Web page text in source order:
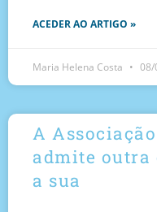
ACEDER AO ARTIGO »
Maria Helena Costa 08/
A
admite outra
a sua